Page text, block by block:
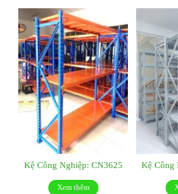
Kệ Công Nghiệp: CN3625
Xem thêm
Kệ Công